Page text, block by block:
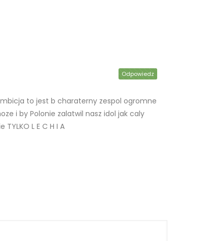
to jest b charaterny zespol ogromne
i by Polonie zalatwil nasz idol jak caly
L E C H I A
Odpowiedz